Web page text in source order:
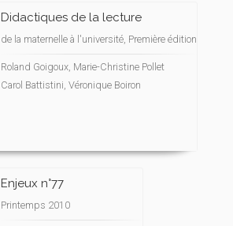
Didactiques de la lecture
de la maternelle à l'université, Première édition
Roland Goigoux, Marie-Christine Pollet
Carol Battistini, Véronique Boiron
Enjeux n°77
Printemps 2010